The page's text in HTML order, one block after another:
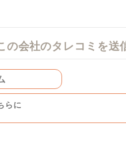
の会社のタレコミを送